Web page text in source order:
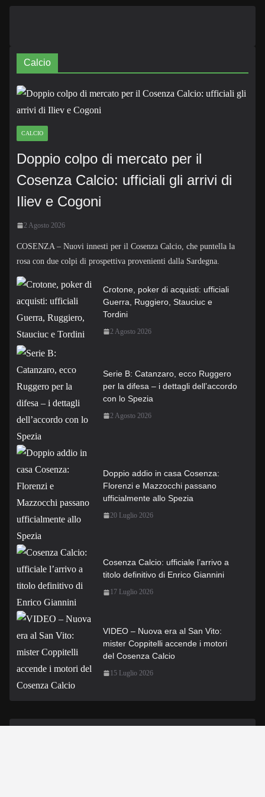
Calcio
CALCIO
Doppio colpo di mercato per il
Cosenza Calcio: ufficiali gli arrivi di
Iliev e Cogoni
2 Agosto 2026
COSENZA – Nuovi innesti per il Cosenza Calcio, che puntella la
rosa con due colpi di prospettiva provenienti dalla Sardegna.
Crotone, poker di acquisti: ufficiali
Guerra, Ruggiero, Stauciuc e
Tordini
2 Agosto 2026
Serie B: Catanzaro, ecco Ruggero
per la difesa – i dettagli dell’accordo
con lo Spezia
2 Agosto 2026
Doppio addio in casa Cosenza:
Florenzi e Mazzocchi passano
ufficialmente allo Spezia
20 Luglio 2026
Cosenza Calcio: ufficiale l’arrivo a
titolo definitivo di Enrico Giannini
17 Luglio 2026
VIDEO – Nuova era al San Vito:
mister Coppitelli accende i motori
del Cosenza Calcio
15 Luglio 2026